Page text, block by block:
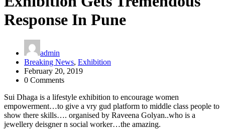
Response In Pune
admin
Breaking News, Exhibition
February 20, 2019
0 Comments
Sui Dhaga is a lifestyle exhibition to encourage women
empowerment…to give a vry gud platform to middle class people to
show there skills…. organised by Raveena Golyan..who is a
jewellery deisgner n social worker…the amazing.